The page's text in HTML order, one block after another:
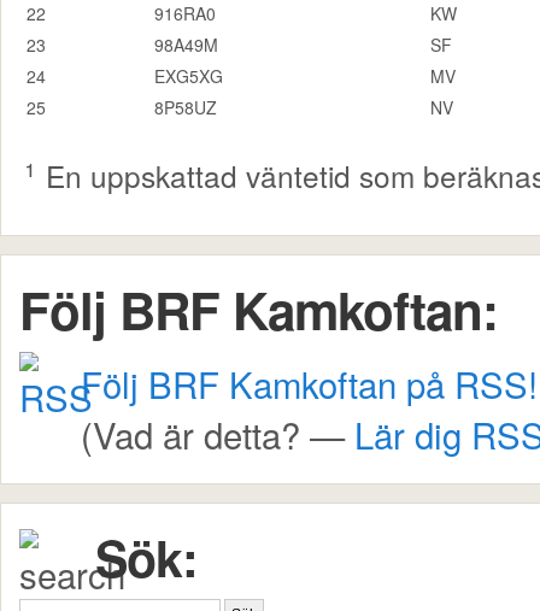
22
916RA0
KW
23
98A49M
SF
24
EXG5XG
MV
25
8P58UZ NV
¹ En uppskattad väntetid som
Följ BRF Kamkoftan:
Följ BRF Kamkoftan på RSS!
(Vad är detta? — Lär dig
Sök: